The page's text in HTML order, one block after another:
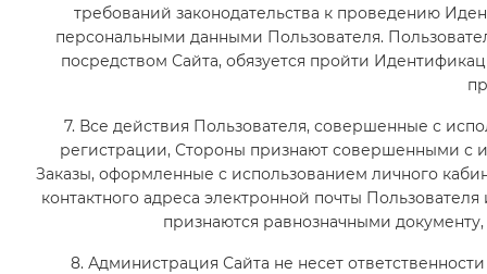
требований законодательства к проведению
персональными данными Пользователя.
посредством Сайта, обязуется пройти
7. Все действия Пользователя, совершенные с
регистрации, Стороны признают совершенными с
Заказы, оформленные с использованием личного
контактного адреса электронной почты
признаются равнозначными
8. Администрация Сайта не несет